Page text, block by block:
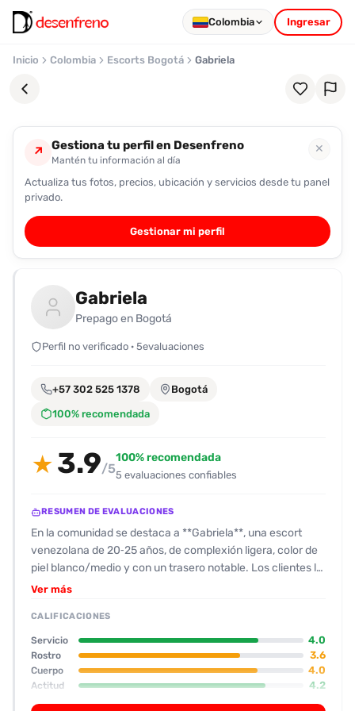
Colombia Ingresar
Inicio Colombia Escorts Bogotá Gabriela
Favoritos
Pronto
podrás
registrarte
guardar
favoritas
para
fácilmente.
↗ Gestiona tu perfil en Desenfreno
Mantén tu información al día
✕
Actualiza tus fotos, precios, ubicación y servicios desde tu panel
privado.
Gestionar mi perfil
Gabriela
Prepago en Bogotá
Perfil no verificado · 5evaluaciones
+57 302 525 1378 Bogotá
100% recomendada
★ 3.9/5
100% recomendada
5 evaluaciones confiables
RESUMEN DE EVALUACIONES
En la comunidad se destaca a **Gabriela**, una escort
venezolana de 20‑25 años, de complexión ligera, color de
piel blanco/medio y con un trasero notable. Los clientes la
describen como de aspecto natural, sin rasgos “Lolita”, y la
sentir cómodos. La casa está en Pasadena, con una
decoración minimalista y un ambiente privado que evita
que se perciba como un local de servicios. La mayoría de
las reseñas reportan una experiencia de 8/10; el sexo oral
recibe buenas calificaciones (9/10 en algunos casos)
aunque algunos señalan que podría mejorar la
Ver más
CALIFICACIONES
Servicio 4.0
Rostro 3.6
Cuerpo 4.0
Actitud 4.2